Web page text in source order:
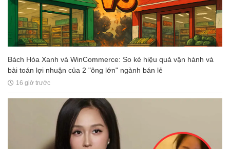
Bách Hóa Xanh và WinCommerce: So kè hiệu quả vận hành và
bài toán lợi nhuận của 2 "ông lớn" ngành bán lẻ
16 giờ trước